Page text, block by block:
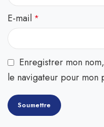
E-mail *
Enregistrer mon
le navigateur pour mon